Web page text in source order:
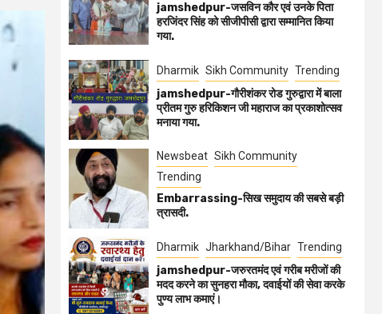
jamshedpur-जसविन कौर एवं उनके पिता
हरजिंदर सिंह को सीजीपीसी द्वारा सम्मानित किया
गया.
Dharmik Sikh Community Trending
jamshedpur-गौरीशंकर रोड गुरुद्वारा में बाला
प्रीतम गुरु हरिकिशन जी महाराज का प्रकाशोत्सव
मनाया गया.
Newsbeat Sikh Community
Trending
Embarrassing-सिख समुदाय की सबसे बड़ी
त्रासदी.
Dharmik Jharkhand/Bihar Trending
jamshedpur-जरुरतमंद एवं गरीब मरीजों की
मदद करने का सुनहरा मौका, दवाईयों की सेवा करके
पुण्य लाभ कमाएं।